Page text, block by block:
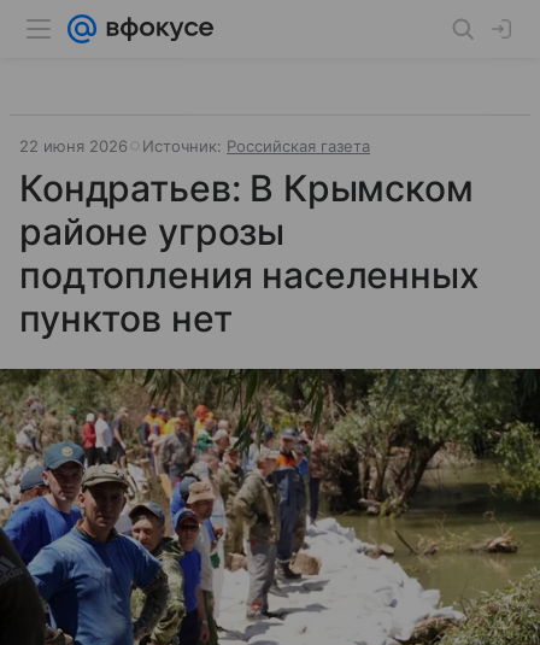
22 июня 2026 Источник: Российская газета
Кондратьев: В Крымском
районе угрозы
подтопления населенных
пунктов нет